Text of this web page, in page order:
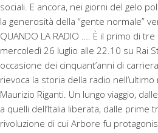
sociali. E ancora, nei giorni del gelo
la generosità della “gente normale”
QUANDO LA RADIO …. È il primo di
mercoledì 26 luglio alle 22.10 su Rai
occasione dei cinquant’anni di
rievoca la storia della radio
Maurizio Riganti. Un lungo viaggio,
a quelli dell’Italia liberata, dalle prime
rivoluzione di cui Arbore fu